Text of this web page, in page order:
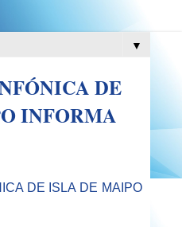
▼
DE
INFORMA
DE ISLA DE MAIPO